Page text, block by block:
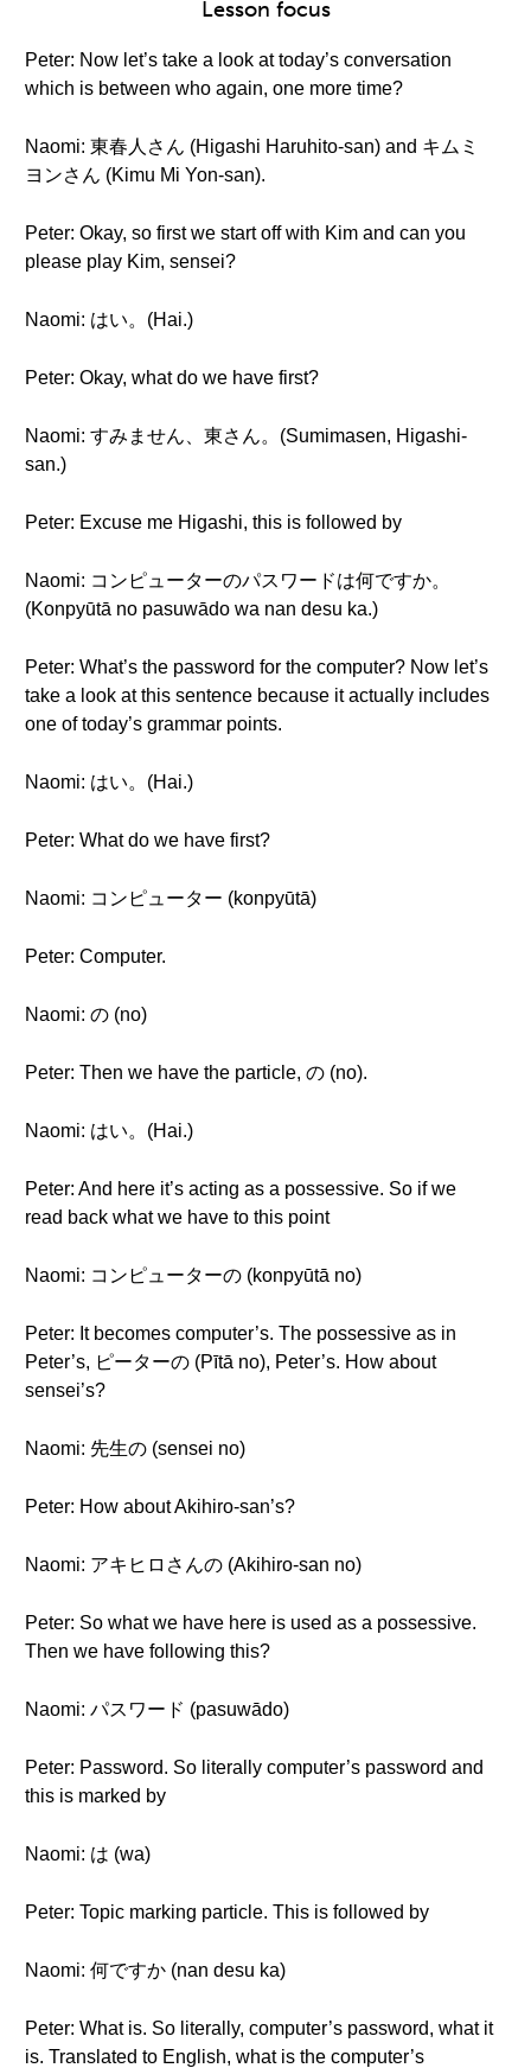
Lesson focus
Peter: Now let’s take a look at today’s conversation
which is between who again, one more time?
Naomi: 東春人さん (Higashi Haruhito-san) and キムミ
ヨンさん (Kimu Mi Yon-san).
Peter: Okay, so first we start off with Kim and can you
please play Kim, sensei?
Naomi: はい。(Hai.)
Peter: Okay, what do we have first?
Naomi: すみません、東さん。(Sumimasen, Higashi-
san.)
Peter: Excuse me Higashi, this is followed by
Naomi: コンピューターのパスワードは何ですか。
(Konpyūtā no pasuwādo wa nan desu ka.)
Peter: What’s the password for the computer? Now let’s
take a look at this sentence because it actually includes
one of today’s grammar points.
Naomi: はい。(Hai.)
Peter: What do we have first?
Naomi: コンピューター (konpyūtā)
Peter: Computer.
Naomi: の (no)
Peter: Then we have the particle, の (no).
Naomi: はい。(Hai.)
Peter: And here it’s acting as a possessive. So if we
read back what we have to this point
Naomi: コンピューターの (konpyūtā no)
Peter: It becomes computer’s. The possessive as in
Peter’s, ピーターの (Pītā no), Peter’s. How about
sensei’s?
Naomi: 先生の (sensei no)
Peter: How about Akihiro-san’s?
Naomi: アキヒロさんの (Akihiro-san no)
Peter: So what we have here is used as a possessive.
Then we have following this?
Naomi: パスワード (pasuwādo)
Peter: Password. So literally computer’s password and
this is marked by
Naomi: は (wa)
Peter: Topic marking particle. This is followed by
Naomi: 何ですか (nan desu ka)
Peter: What is. So literally, computer’s password, what it
is. Translated to English, what is the computer’s